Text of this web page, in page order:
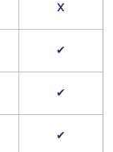
X
✔
✔
✔